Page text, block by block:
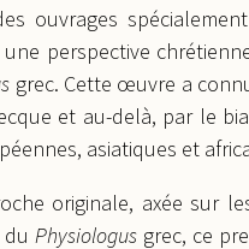
ouvrages
perspective
grec. Cette œuvre a
et au-delà, par le
asiatiques et
originale, axée sur
Physiologusgrec, ce